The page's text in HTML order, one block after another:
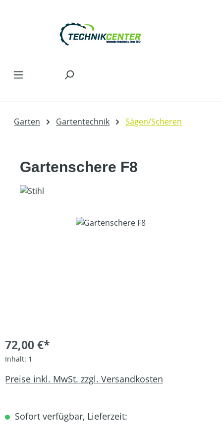
Garten Gartentechnik Sägen/Scheren
Gartenschere F8
Bildergalerie überspringen
72,00 €*
Inhalt: 1
Preise inkl. MwSt. zzgl. Versandkosten
Sofort verfügbar, Lieferzeit: